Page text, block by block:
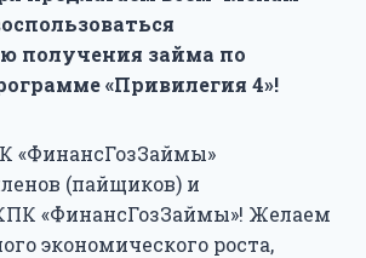
получения займа по
«Привилегия 4»!
«ФинансГозЗаймы»
(пайщиков) и
«ФинансГозЗаймы»! Желаем
экономического роста,